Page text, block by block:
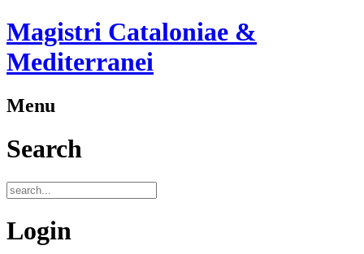
Magistri Cataloniae &
Mediterranei
Menu
Search
Login